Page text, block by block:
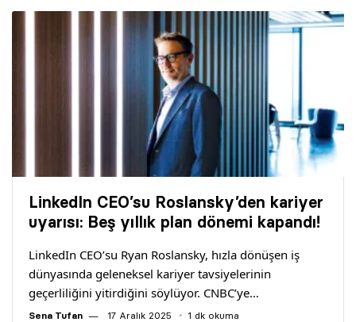
LinkedIn CEO’su Roslansky’den kariyer
uyarısı: Beş yıllık plan dönemi kapandı!
LinkedIn CEO’su Ryan Roslansky, hızla dönüşen iş
dünyasında geleneksel kariyer tavsiyelerinin
geçerliliğini yitirdiğini söylüyor. CNBC’ye…
Sena Tufan 17 Aralık 2025 1 dk okuma